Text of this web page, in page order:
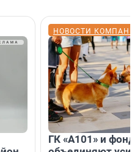
НОВОСТИ
ГК «А101» и фонд